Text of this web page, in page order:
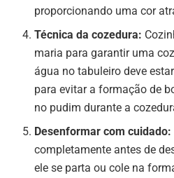
proporcionando uma cor
Técnica da cozedura:
maria para garantir uma
água no tabuleiro deve
para evitar a formação de
no pudim durante a
Desenformar com cuidado:
completamente antes de
ele se parta ou cole na